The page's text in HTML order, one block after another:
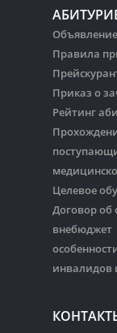
Правила
Приказ о
Рейтинг
Целевое
Договор об
внебюджет
инвалидов